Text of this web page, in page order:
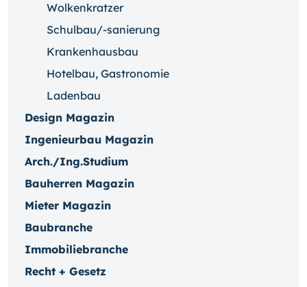
Wolkenkratzer
Schulbau/-sanierung
Krankenhausbau
Hotelbau, Gastronomie
Ladenbau
Design Magazin
Ingenieurbau Magazin
Arch./Ing.Studium
Bauherren Magazin
Mieter Magazin
Baubranche
Immobiliebranche
Recht + Gesetz